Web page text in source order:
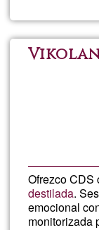
Ofrezco
destilada.
emocional
monitorizada